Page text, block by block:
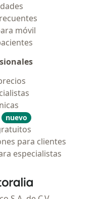
móvil
nuevo
para clientes
especialistas
- Página de inicio